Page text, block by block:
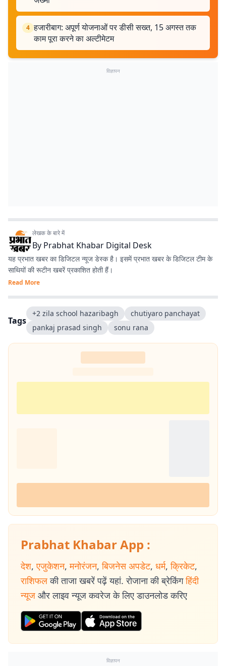
4 हजारीबाग: अपूर्ण योजनाओं पर डीसी सख्त, 15 अगस्त तक
काम पूरा करने का अल्टीमेटम
विज्ञापन
लेखक के बारे में
By Prabhat Khabar Digital Desk
यह प्रभात खबर का डिजिटल न्यूज डेस्क है। इसमें प्रभात खबर के डिजिटल टीम के
साथियों की रूटीन खबरें प्रकाशित होती हैं।
Read More
Tags
+2 zila school hazaribagh
chutiyaro panchayat
pankaj prasad singh
sonu rana
Prabhat Khabar App :
देश, एजुकेशन, मनोरंजन, बिजनेस अपडेट, धर्म, क्रिकेट,
राशिफल की ताजा खबरें पढ़ें यहां. रोजाना की ब्रेकिंग हिंदी
न्यूज और लाइव न्यूज कवरेज के लिए डाउनलोड करिए
विज्ञापन